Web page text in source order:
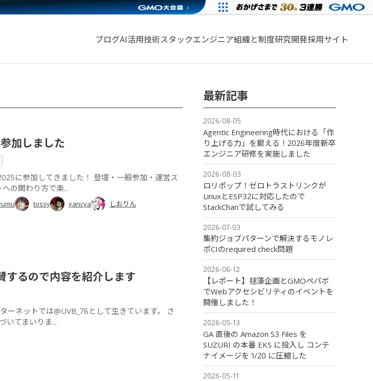
ブログAI活用技術スタックエンジニア組織と制度研究開発採用サイト
加しました
に参加してきました！ 登壇・一般参加・運営ス
の関わり方で楽...
tossy yancya しおりん
るので内容を紹介します
ーネットでは@UVB_76として生きています。 さ
いてまいりま...
最新記事
2026-08-05
Agentic Engineering時代における「作
り上げる力」を鍛える！2026年度新卒
エンジニア研修を実施しました
2026-08-03
ロリポップ！ゼロトラストリンクが
LinuxとESP32に対応したので
StackChanで試してみる
2026-07-03
集約ジョブパターンで解決するモノレ
ポCIのrequired check問題
2026-06-12
【レポート】毬藻企画とGMOペパボ
でWebアクセシビリティのイベントを
開催しました！
2026-05-13
GA 直後の Amazon S3 Files を
SUZURI の本番 EKS に投入し コンテ
ナイメージを 1/20 に圧縮した
2026-05-11